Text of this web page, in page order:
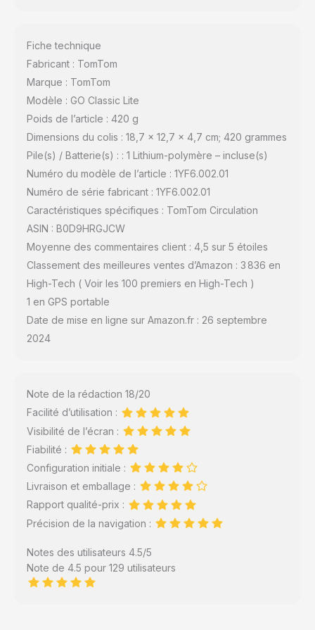
Fiche technique
Fabricant : TomTom
Marque : TomTom
Modèle : GO Classic Lite
Poids de l’article : 420 g
Dimensions du colis : 18,7 x 12,7 x 4,7 cm; 420 grammes
Pile(s) / Batterie(s) : : 1 Lithium-polymère – incluse(s)
Numéro du modèle de l’article : 1YF6.002.01
Numéro de série fabricant : 1YF6.002.01
Caractéristiques spécifiques : TomTom Circulation
ASIN : B0D9HRGJCW
Moyenne des commentaires client : 4,5 sur 5 étoiles
Classement des meilleures ventes d’Amazon : 3 836 en
High-Tech ( Voir les 100 premiers en High-Tech )
1 en GPS portable
Date de mise en ligne sur Amazon.fr : 26 septembre
2024
Note de la rédaction 18/20
Facilité d’utilisation :
Visibilité de l’écran :
Fiabilité :
Configuration initiale :
Livraison et emballage :
Rapport qualité-prix :
Précision de la navigation :
Notes des utilisateurs 4.5/5
Note de 4.5 pour 129 utilisateurs